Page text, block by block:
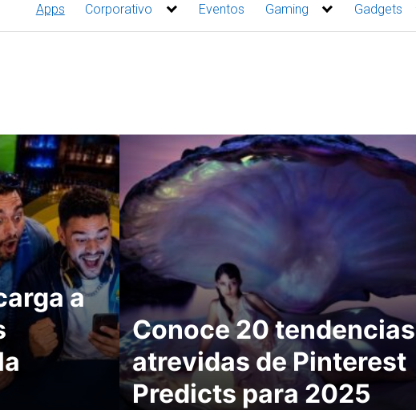
Apps Corporativo Eventos Gaming Gadgets
a
Conoce 20 tendencias
atrevidas de Pinterest
Predicts para 2025